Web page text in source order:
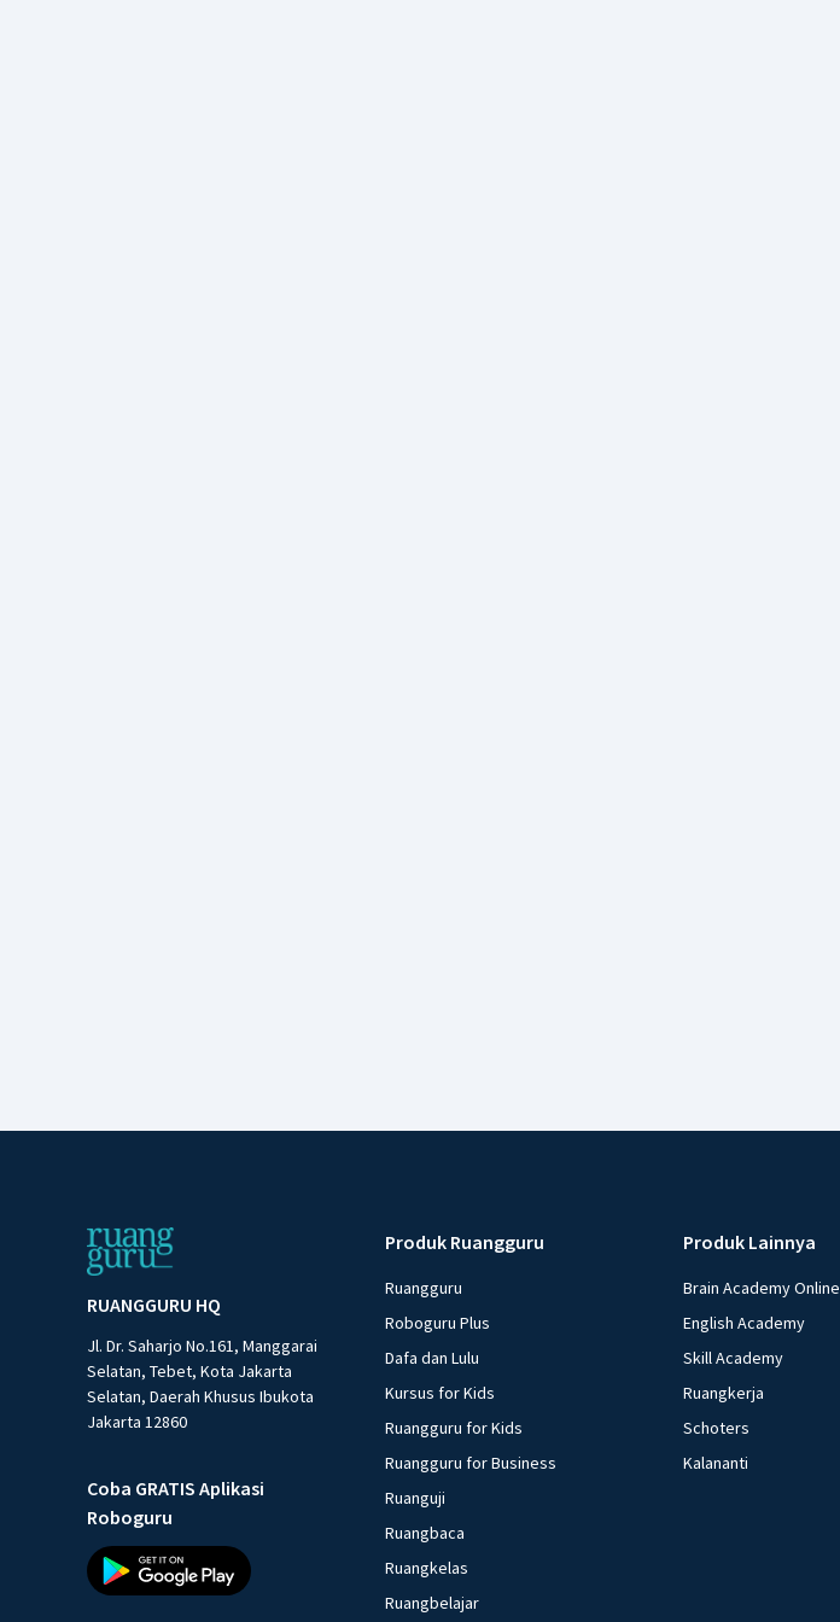
RUANGGURU HQ
Jl. Dr. Saharjo No.161, Manggarai
Selatan, Tebet, Kota Jakarta
Selatan, Daerah Khusus Ibukota
Jakarta 12860
Coba GRATIS Aplikasi
Roboguru
Produk Ruangguru
Ruangguru
Roboguru Plus
Dafa dan Lulu
Kursus for Kids
Ruangguru for Kids
Ruangguru for Business
Ruanguji
Ruangbaca
Ruangkelas
Ruangbelajar
Produk Lainnya
Brain Academy Online
English Academy
Skill Academy
Ruangkerja
Schoters
Kalananti